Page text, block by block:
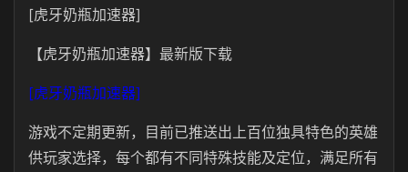
[虎牙奶瓶加速器]
【虎牙奶瓶加速器】最新版下载
[虎牙奶瓶加速器]
游戏不定期更新，目前已推送出上百位独具特色的英雄
供玩家选择，每个都有不同特殊技能及定位，满足所有